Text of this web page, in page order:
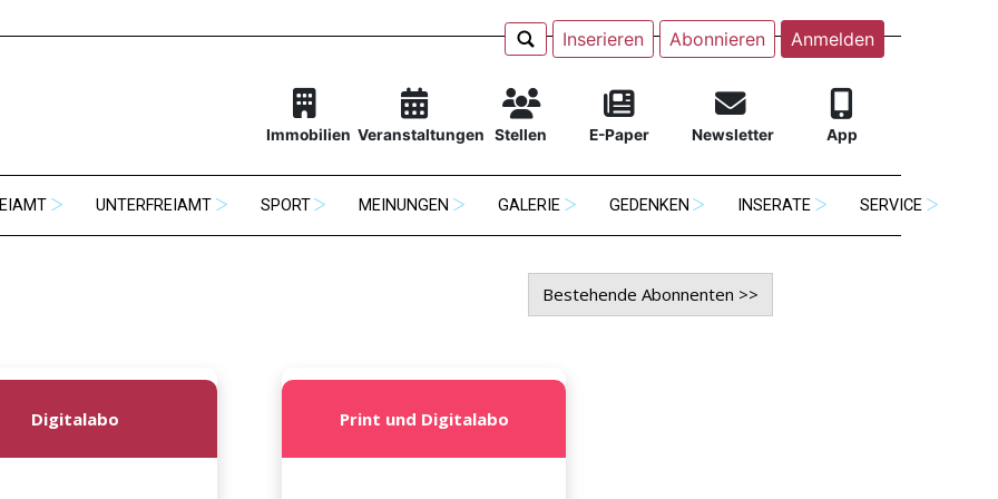
Inserieren Abonnieren Anmelden
Immobilien Veranstaltungen Stellen E-Paper Newsletter App
UNTERFREIAMT SPORT MEINUNGEN GALERIE GEDENKEN INSERATE SERVICE